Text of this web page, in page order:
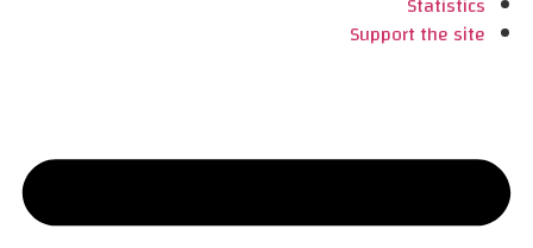
Support the site